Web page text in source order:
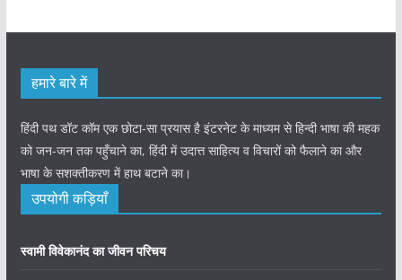
हमारे बारे में
हिंदी पथ डॉट कॉम एक छोटा-सा प्रयास है इंटरनेट के माध्यम से हिन्दी भाषा की महक
को जन-जन तक पहुँचाने का, हिंदी में उदात्त साहित्य व विचारों को फैलाने का और
भाषा के सशक्तीकरण में हाथ बटाने का।
उपयोगी कड़ियाँ
स्वामी विवेकानंद का जीवन परिचय